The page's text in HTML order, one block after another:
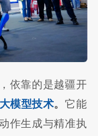
依靠的是越疆开
模型技术。它能
作生成与精准执